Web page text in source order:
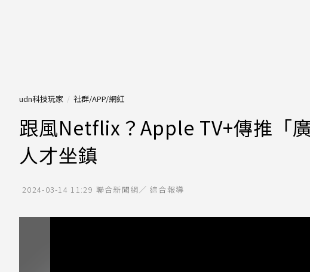
udn科技玩家 社群/APP/網紅
跟風Netflix？Apple TV+傳推「
人才坐鎮
2024-03-14 11:29 聯合新聞網／ 綜合報導